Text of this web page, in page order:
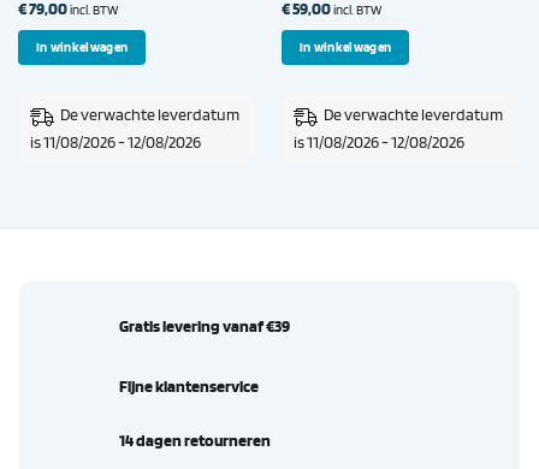
€79,00incl. BTW
In winkelwagen
De verwachte leverdatum
is 11/08/2026 - 12/08/2026
€59,00incl. BTW
In winkelwagen
De verwachte leverdatum
is 11/08/2026 - 12/08/2026
Gratis levering vanaf €39
Fijne klantenservice
14 dagen retourneren